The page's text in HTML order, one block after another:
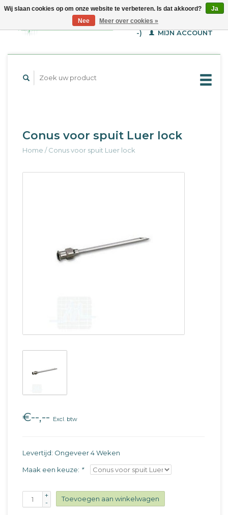
WINKELWAGEN (€--,-
-)
MIJN ACCOUNT
Conus voor spuit Luer lock
Home /Conus voor spuit Luer lock
€--,-- Excl. btw
Levertijd: Ongeveer 4 Weken
Maak een keuze: *
+
-
Toevoegen aan winkelwagen
Wij slaan cookies op om onze website te verbeteren. Is dat akkoord?
Ja
Nee
Meer over cookies »